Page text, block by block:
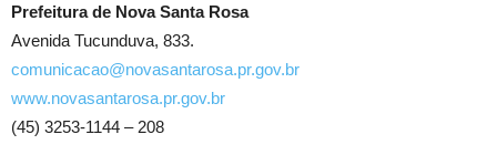
Prefeitura de Nova Santa Rosa
Avenida Tucunduva, 833.
comunicacao@novasantarosa.pr.gov.br
www.novasantarosa.pr.gov.br
(45) 3253-1144 – 208